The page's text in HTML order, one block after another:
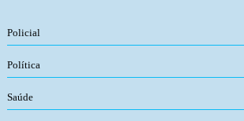
Policial
Política
Saúde